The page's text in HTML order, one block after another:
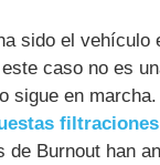
sido el vehículo
caso no es
sigue en
filtraciones
de Burnout han